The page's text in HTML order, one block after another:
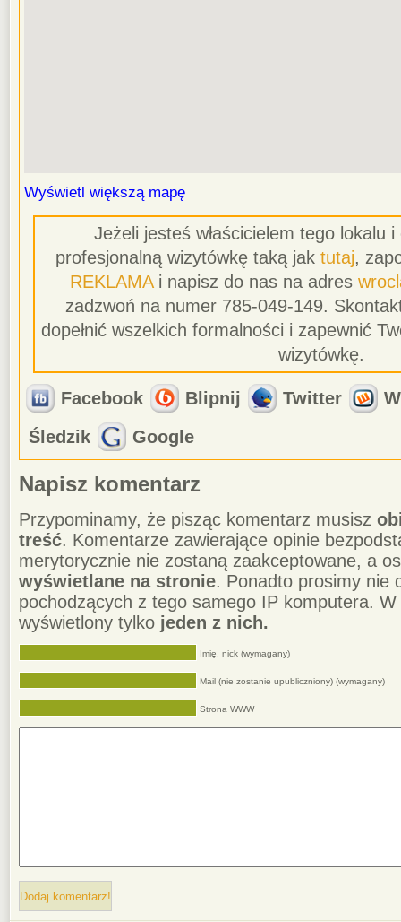
Wyświetl większą mapę
Jeżeli jesteś właścicielem tego lokalu i
profesjonalną wizytówkę taką jak tutaj,
REKLAMAi napisz do nas na adres
zadzwoń na numer 785-049-149.
dopełnić wszelkich formalności i zapewnić
wizytówkę.
Facebook Blipnij Twitter
Śledzik
Google
Napisz komentarz
Przypominamy, że pisząc komentarz musisz
treść. Komentarze zawierające opinie
merytorycznie nie zostaną zaakceptowane, a
wyświetlane na stronie. Ponadto prosimy nie
pochodzących z tego samego IP komputera.
wyświetlony tylko jeden z nich.
Imię, nick (wymagany)
Mail (nie zostanie upubliczniony) (wymagany)
Strona WWW